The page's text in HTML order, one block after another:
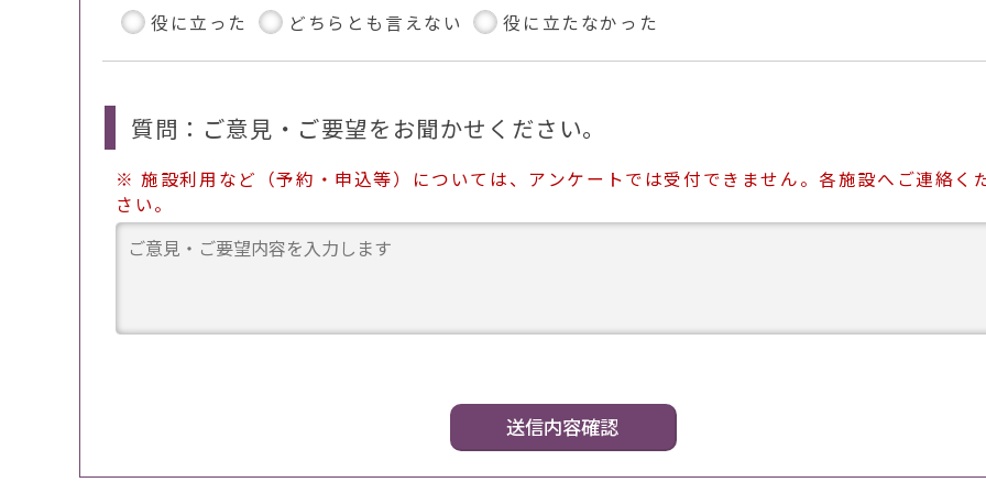
役に立った どちらとも言えない 役に立たなかった
質問：ご意見・ご要望をお聞かせください。
※ 施設利用など（予約・申込等）については、アンケートでは受付できません。各施設へご連絡く
さい。